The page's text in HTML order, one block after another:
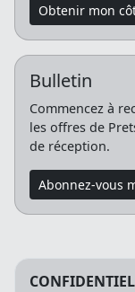
Obtenir mon
Bulletin
Commencez à
les offres de
de réception.
Abonnez-vous